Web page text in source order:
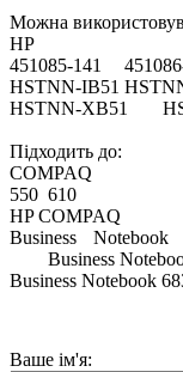
Можна
HP
451085-141
HSTNN-IB51
HSTNN-XB51
Підходить до:
COMPAQ
550 610
HP COMPAQ
Business Notebook
Business
Business Notebook
Ваше ім'я: